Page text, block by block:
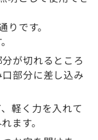
です。
が切れるところ
部分に差し込み
軽く力を入れて
ます。